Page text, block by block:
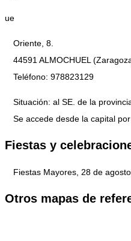
ue
Oriente, 8.
44591 ALMOCHUEL
Teléfono: 978823129
Situación: al SE. de la
Se accede desde la capital
Fiestas y
Fiestas Mayores, 28 de agosto.
Otros mapas de